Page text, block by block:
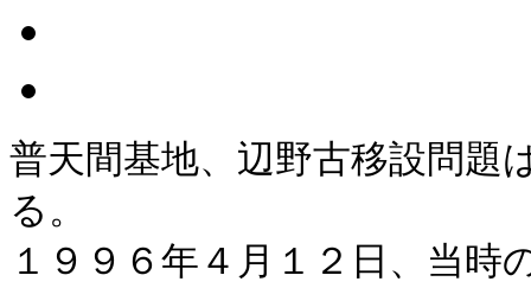
普天間基地、辺野古移設問題
る。
１９９６年４月１２日、当時